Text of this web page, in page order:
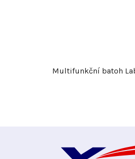
Multifunkční batoh